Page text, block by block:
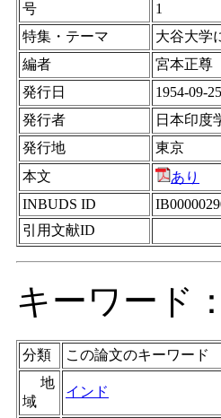
号
1
特集・テーマ
大谷大学
編者
宮本正尊
発行日
1954-09-25
発行者
日本印度
発行地
東京
本文
あり
INBUDS ID
引用文献ID
キーワード：
分類 この論文のキーワード
地
域
インド